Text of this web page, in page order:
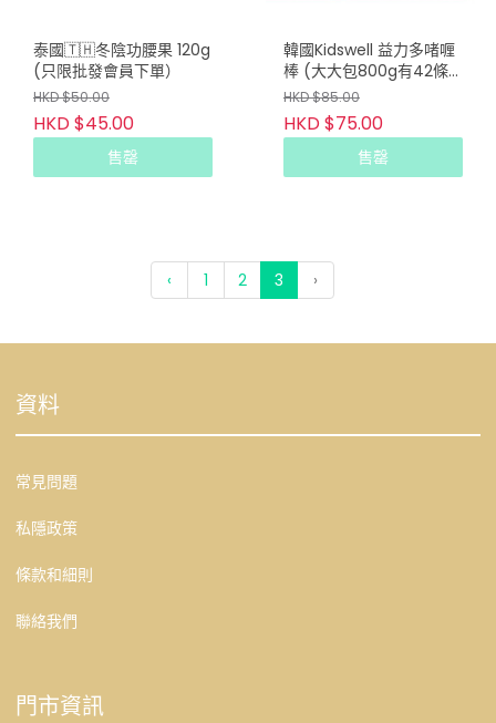
泰國🇹🇭冬陰功腰果 120g
(只限批發會員下單）
HKD $50.00
HKD $45.00
售罄
韓國Kidswell 益力多啫喱
棒 (大大包800g有42條)
(只限批發會員下單)
HKD $85.00
HKD $75.00
售罄
‹ 1 2 3 ›
資料
常見問題
私隱政策
條款和細則
聯絡我們
門市資訊